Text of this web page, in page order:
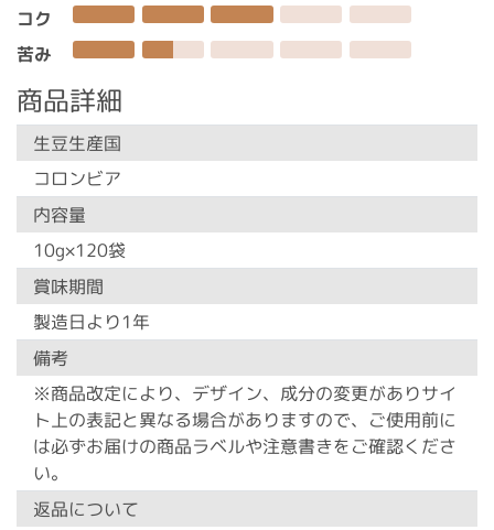
コク
苦み
商品詳細
生豆生産国
コロンビア
内容量
10g×120袋
賞味期間
製造日より1年
備考
※商品改定により、デザイン、成分の変更がありサイ
ト上の表記と異なる場合がありますので、ご使用前に
は必ずお届けの商品ラベルや注意書きをご確認くださ
い。
返品について